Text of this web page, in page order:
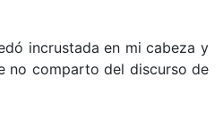
incrustada en mi cabeza y
no comparto del discurso de